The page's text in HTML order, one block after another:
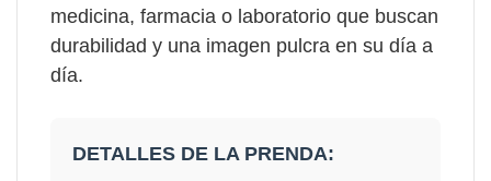
medicina, farmacia o laboratorio que buscan
durabilidad y una imagen pulcra en su día a
día.
DETALLES DE LA PRENDA: